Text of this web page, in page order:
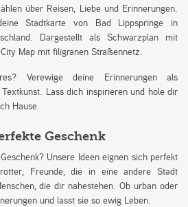
über Reisen, Liebe und Erinnerungen.
Stadtkarte von Bad Lippspringe in
Dargestellt als Schwarzplan mit
Map mit filigranen Straßennetz.
Verewige deine Erinnerungen als
Lass dich inspirieren und hole dir
Hause.
Geschenk
Unsere Ideen eignen sich perfekt
Freunde, die in eine andere Stadt
die dir nahestehen. Ob urban oder
und lasst sie so ewig Leben.